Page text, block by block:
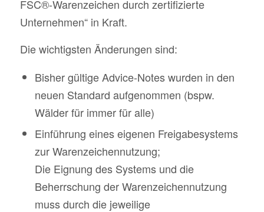
FSC®-Warenzeichen durch zertifizierte
Unternehmen“ in Kraft.
Die wichtigsten Änderungen sind:
Bisher gültige Advice-Notes wurden in den
neuen Standard aufgenommen (bspw.
Wälder für immer für alle)
Einführung eines eigenen Freigabesystems
zur Warenzeichennutzung;
Die Eignung des Systems und die
Beherrschung der Warenzeichennutzung
muss durch die jeweilige